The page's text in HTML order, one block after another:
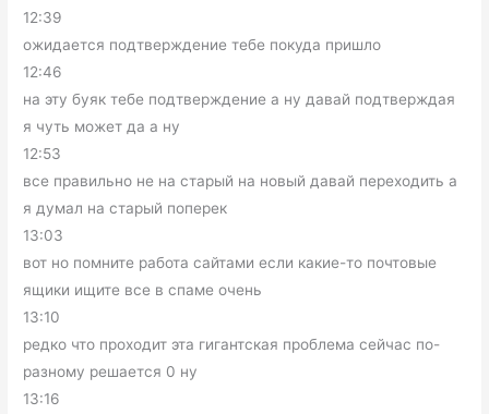
12:39
ожидается подтверждение тебе покуда пришло
12:46
на эту буяк тебе подтверждение а ну давай подтверждая
я чуть может да а ну
12:53
все правильно не на старый на новый давай переходить а
я думал на старый поперек
13:03
вот но помните работа сайтами если какие-то почтовые
ящики ищите все в спаме очень
13:10
редко что проходит эта гигантская проблема сейчас по-
разному решается 0 ну
13:16